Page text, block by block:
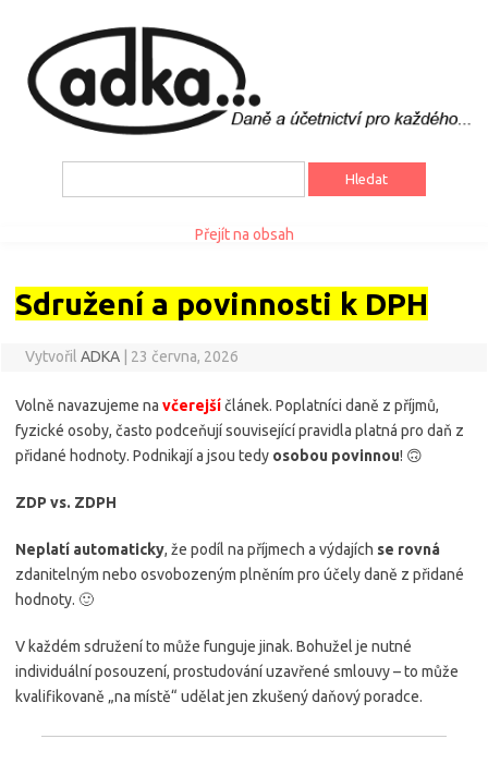
Vyhledávání
Přejít na obsah
Sdružení a povinnosti k DPH
Vytvořil ADKA | 23 června, 2026
Volně navazujeme na včerejšíčlánek. Poplatníci daně z příjmů,
fyzické osoby, často podceňují související pravidla platná pro daň z
přidané hodnoty. Podnikají a jsou tedy osobou povinnou! 🙃
ZDP vs. ZDPH
Neplatí automaticky, že podíl na příjmech a výdajích se rovná
zdanitelným nebo osvobozeným plněním pro účely daně z přidané
hodnoty. 🙂
V každém sdružení to může funguje jinak. Bohužel je nutné
individuální posouzení, prostudování uzavřené smlouvy – to může
kvalifikovaně „na místě“ udělat jen zkušený daňový poradce.